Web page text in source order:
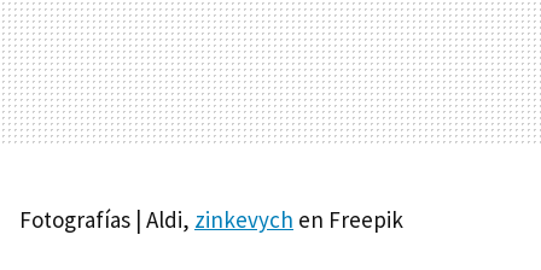
Fotografías | Aldi, zinkevych en Freepik